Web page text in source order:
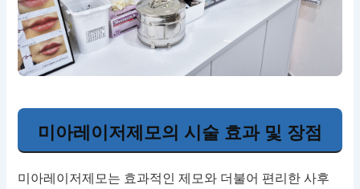
미아레이저제모의 시술 효과 및 장점
미아레이저제모는 효과적인 제모와 더불어 편리한 사후